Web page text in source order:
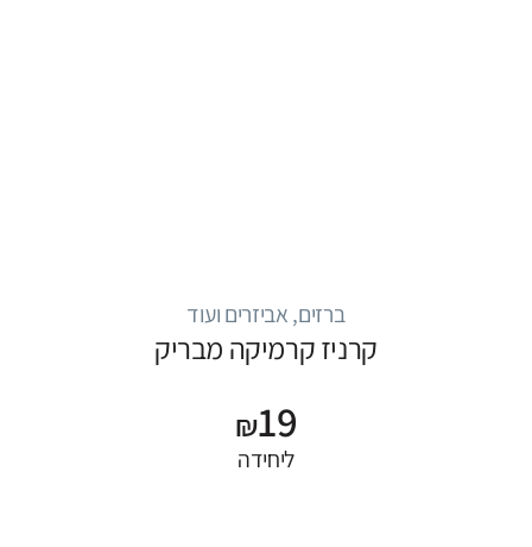
ברזים, אביזרים ועוד
קרניז קרמיקה מבריק
₪19
ליחידה